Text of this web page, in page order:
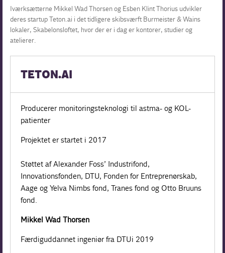
Iværksætterne Mikkel Wad Thorsen og Esben Klint Thorius udvikler
deres startup Teton.ai i det tidligere skibsværft Burmeister & Wains
lokaler, Skabelonsloftet, hvor der er i dag er kontorer, studier og
atelierer.
TETON.AI
Producerer monitoringsteknologi til astma- og KOL-
patienter
Projektet er startet i 2017
Støttet af Alexander Foss’ Industrifond,
Innovationsfonden, DTU, Fonden for Entreprenørskab,
Aage og Yelva Nimbs fond, Tranes fond og Otto Bruuns
fond.
Mikkel Wad Thorsen
Færdiguddannet ingeniør fra DTU i 2019